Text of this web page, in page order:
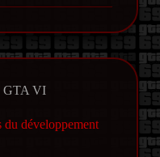
GTA VI
développement